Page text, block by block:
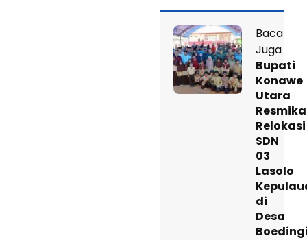
Baca
Juga
Bupati
Konawe
Utara
Relokasi
SDN
03
Lasolo
di
Desa